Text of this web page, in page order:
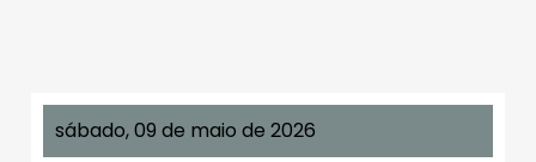
sábado, 09 de maio de 2026